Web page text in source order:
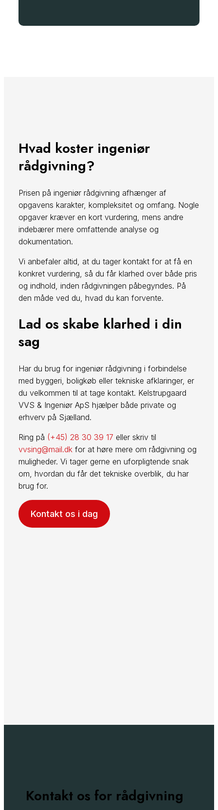
Hvad koster ingeniør
rådgivning?
Prisen på ingeniør rådgivning afhænger af
opgavens karakter, kompleksitet og omfang. Nogle
opgaver kræver en kort vurdering, mens andre
indebærer mere omfattende analyse og
dokumentation.
Vi anbefaler altid, at du tager kontakt for at få en
konkret vurdering, så du får klarhed over både pris
og indhold, inden rådgivningen påbegyndes. På
den måde ved du, hvad du kan forvente.
Lad os skabe klarhed i din
sag
Har du brug for ingeniør rådgivning i forbindelse
med byggeri, boligkøb eller tekniske afklaringer, er
du velkommen til at tage kontakt. Kelstrupgaard
VVS & Ingeniør ApS hjælper både private og
erhverv på Sjælland.
Ring på (+45) 28 30 39 17 eller skriv til
vvsing@mail.dk for at høre mere om rådgivning og
muligheder. Vi tager gerne en uforpligtende snak
om, hvordan du får det tekniske overblik, du har
brug for.
Kontakt os i dag
Kontakt os for rådgivning